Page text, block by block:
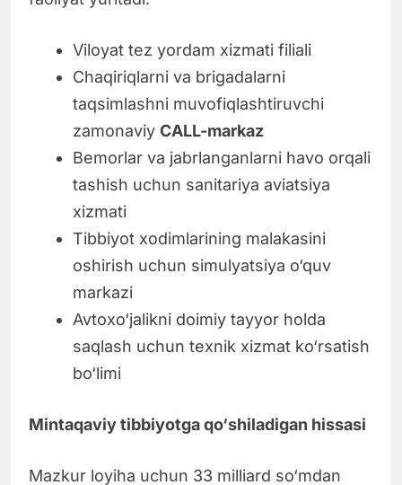
Viloyat tez yordam xizmati filiali
Chaqiriqlarni va brigadalarni
taqsimlashni muvofiqlashtiruvchi
zamonaviy CALL-markaz
Bemorlar va jabrlanganlarni havo orqali
tashish uchun sanitariya aviatsiya
xizmati
Tibbiyot xodimlarining malakasini
oshirish uchun simulyatsiya o‘quv
markazi
Avtoxo‘jalikni doimiy tayyor holda
saqlash uchun texnik xizmat ko‘rsatish
bo‘limi
Mintaqaviy tibbiyotga qo‘shiladigan hissasi
Mazkur loyiha uchun 33 milliard so‘mdan